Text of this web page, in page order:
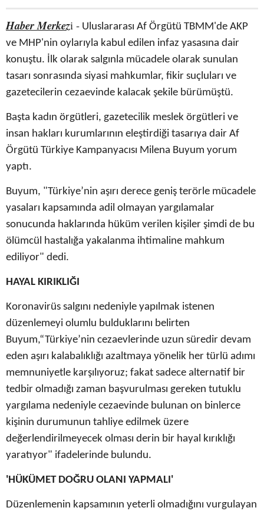
Haber Merkezi - Uluslararası Af Örgütü TBMM'de AKP
ve MHP'nin oylarıyla kabul edilen infaz yasasına dair
konuştu. İlk olarak salgınla mücadele olarak sunulan
tasarı sonrasında siyasi mahkumlar, fikir suçluları ve
gazetecilerin cezaevinde kalacak şekile bürümüştü.
Başta kadın örgütleri, gazetecilik meslek örgütleri ve
insan hakları kurumlarının eleştirdiği tasarıya dair Af
Örgütü Türkiye Kampanyacısı Milena Buyum yorum
yaptı.
Buyum, "Türkiye’nin aşırı derece geniş terörle mücadele
yasaları kapsamında adil olmayan yargılamalar
sonucunda haklarında hüküm verilen kişiler şimdi de bu
ölümcül hastalığa yakalanma ihtimaline mahkum
ediliyor" dedi.
HAYAL KIRIKLIĞI
Koronavirüs salgını nedeniyle yapılmak istenen
düzenlemeyi olumlu bulduklarını belirten
Buyum,“Türkiye’nin cezaevlerinde uzun süredir devam
eden aşırı kalabalıklığı azaltmaya yönelik her türlü adımı
memnuniyetle karşılıyoruz; fakat sadece alternatif bir
tedbir olmadığı zaman başvurulması gereken tutuklu
yargılama nedeniyle cezaevinde bulunan on binlerce
kişinin durumunun tahliye edilmek üzere
değerlendirilmeyecek olması derin bir hayal kırıklığı
yaratıyor" ifadelerinde bulundu.
'HÜKÜMET DOĞRU OLANI YAPMALI'
Düzenlemenin kapsamının yeterli olmadığını vurgulayan